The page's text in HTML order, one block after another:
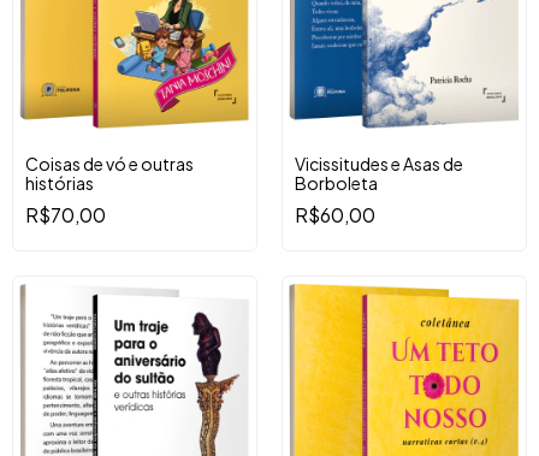
Coisas de vó e outras
histórias
R$70,00
Vicissitudes e Asas de
Borboleta
R$60,00